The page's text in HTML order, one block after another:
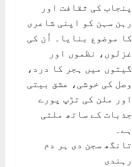
پنجاب کی ثقافت اور
رہن سہن کو اپنی شاعری
کا موضوع بنایا۔ اُن کی
غزلوں، نظموں اور
گیتوں میں ہجر کا درد،
وصل کی خوشی، عشق بیتی
اور ملن کی تڑپ پورے
جذبات کے ساتھ ملتی
ہے۔
تانگھ سجن دی ہر دم
رہندی